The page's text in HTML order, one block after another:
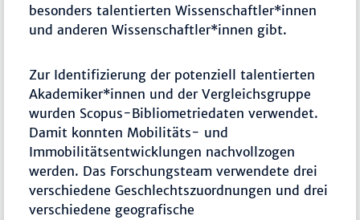
besonders talentierten Wissenschaftler*innen
und anderen Wissenschaftler*innen gibt.
Zur Identifizierung der potenziell talentierten
Akademiker*innen und der Vergleichsgruppe
wurden Scopus-Bibliometriedaten verwendet.
Damit konnten Mobilitäts- und
Immobilitätsentwicklungen nachvollzogen
werden. Das Forschungsteam verwendete drei
verschiedene Geschlechtszuordnungen und drei
verschiedene geografische